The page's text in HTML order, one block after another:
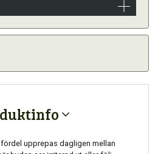
upprepas dagligen mellan